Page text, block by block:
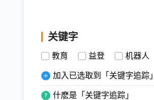
关键字
教育 益登 机器人
加入已选取到「关键字追踪」
什麽是「关键字追踪」